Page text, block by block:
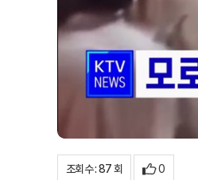
조회수 : 87 회 0